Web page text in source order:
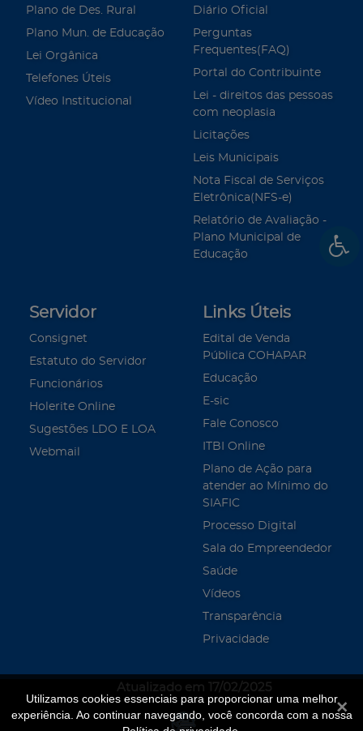
Utilizamos cookies essenciais para proporcionar uma melhor
experiência. Ao continuar navegando, você concorda com a nossa
Plano de Des. Rural
Plano Mun. de Educação
Lei Orgânica
Telefones Úteis
Vídeo Institucional
Diário Oficial
Perguntas
Frequentes(FAQ)
Portal do Contribuinte
Lei - direitos das pessoas
com neoplasia
Licitações
Leis Municipais
Nota Fiscal de Serviços
Eletrônica(NFS-e)
Relatório de Avaliação -
Plano Municipal de
Educação
Servidor
Consignet
Estatuto do Servidor
Funcionários
Holerite Online
Sugestões LDO E LOA
Webmail
Links Úteis
Edital de Venda
Pública COHAPAR
Educação
E-sic
Fale Conosco
ITBI Online
Plano de Ação para
atender ao Mínimo do
SIAFIC
Processo Digital
Sala do Empreendedor
Saúde
Vídeos
Transparência
Privacidade
Atualizado em 17/02/2025